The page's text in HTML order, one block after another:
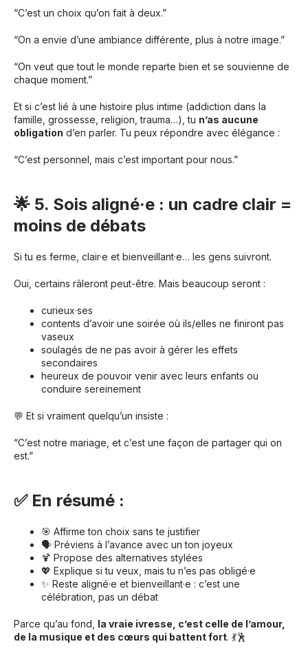
“C’est un choix qu’on fait à deux.”
“On a envie d’une ambiance différente, plus à notre image.”
“On veut que tout le monde reparte bien et se souvienne de
chaque moment.”
Et si c’est lié à une histoire plus intime (addiction dans la
famille, grossesse, religion, trauma…), tu n’as aucune
obligation d’en parler. Tu peux répondre avec élégance :
“C’est personnel, mais c’est important pour nous.”
🌟 5. Sois aligné·e : un cadre clair =
moins de débats
Si tu es ferme, clair·e et bienveillant·e… les gens suivront.
Oui, certains râleront peut-être. Mais beaucoup seront :
curieux·ses
contents d’avoir une soirée où ils/elles ne finiront pas
vaseux
soulagés de ne pas avoir à gérer les effets
secondaires
heureux de pouvoir venir avec leurs enfants ou
conduire sereinement
💬 Et si vraiment quelqu’un insiste :
“C’est notre mariage, et c’est une façon de partager qui on
est.”
✅ En résumé :
🎯 Affirme ton choix sans te justifier
🗣 Préviens à l’avance avec un ton joyeux
🍹 Propose des alternatives stylées
💖 Explique si tu veux, mais tu n’es pas obligé·e
✨ Reste aligné·e et bienveillant·e : c’est une
célébration, pas un débat
Parce qu’au fond, la vraie ivresse, c’est celle de l’amour,
de la musique et des cœurs qui battent fort. 💃🕺